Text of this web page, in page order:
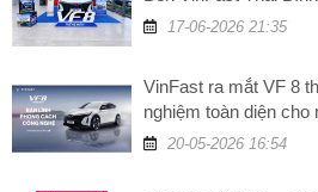
17-06-2026 21:35
VinFast ra mắt VF 8
nghiệm toàn diện cho
20-05-2026 16:54